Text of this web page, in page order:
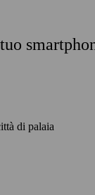
di palaia